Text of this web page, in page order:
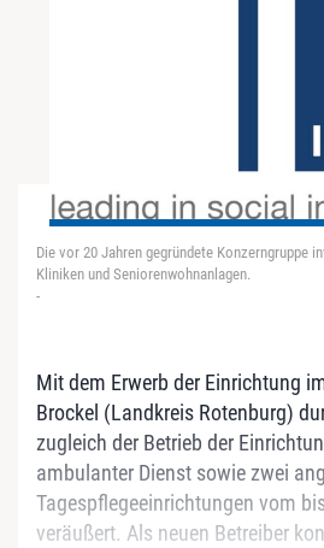
Die vor 20 Jahren gegründete Konzerngruppe
Kliniken und Seniorenwohnanlagen.
-
Mit dem Erwerb der Einrichtung
Brockel (Landkreis Rotenburg)
zugleich der Betrieb der
ambulanter Dienst sowie zwei
Tagespflegeeinrichtungen vom
veräußert. Als neuen Betreiber